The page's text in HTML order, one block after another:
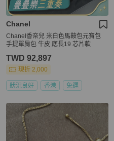
Chanel
Chanel香奈兒 米白色馬鞍包元寶包
手提單肩包 牛皮 底長19 芯片款
TWD 92,897
現折 2,000
狀況良好 香港 免運